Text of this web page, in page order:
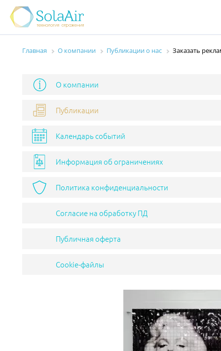
Главная О компании Публикации о нас Заказать
О компании
Публикации
Календарь событий
Информация об ограничениях
Политика конфиденциальности
Согласие на обработку ПД
Публичная оферта
Cookie-файлы